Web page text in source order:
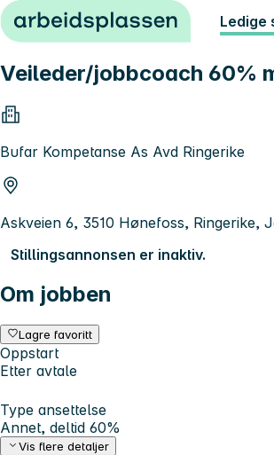
Hopp til innhold Ledige
Veileder/jobbcoach 60%
Bufar Kompetanse As Avd Ringerike
Askveien 6, 3510 Hønefoss, Ringerike,
Stillingsannonsen er inaktiv.
Om jobben
Lagre favoritt
Oppstart
Etter avtale
Type ansettelse
Annet, deltid 60%
Vis flere detaljer